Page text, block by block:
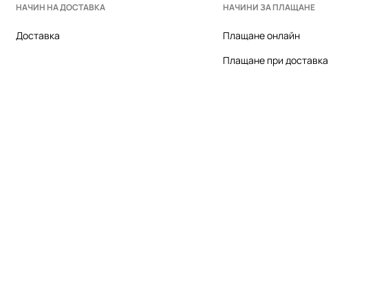
НАЧИН НА ДОСТАВКА
Доставка
НАЧИНИ ЗА ПЛАЩАНЕ
Плащане онлайн
Плащане при доставка